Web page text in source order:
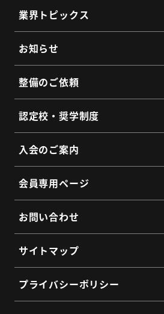
組織理念
組織概要
代表挨拶
提携企業・団体一覧
総会・地区会・研修会
会員同士のネットワー
SDGs宣言
業界トピックス
お知らせ
整備のご依頼
提供サービス
サービス拠点
よくあるご質問
整備・メンテナンス依
認定校・奨学制度
認定校制度について
全国トラックネット企
よくあるご質問
認定制度に関するお問
入会のご案内
入会の3つのメリット
会員インタビュー
よくあるご質問
入会希望フォーム
会員専用ページ
お問い合わせ
サイトマップ
プライバシーポリシー